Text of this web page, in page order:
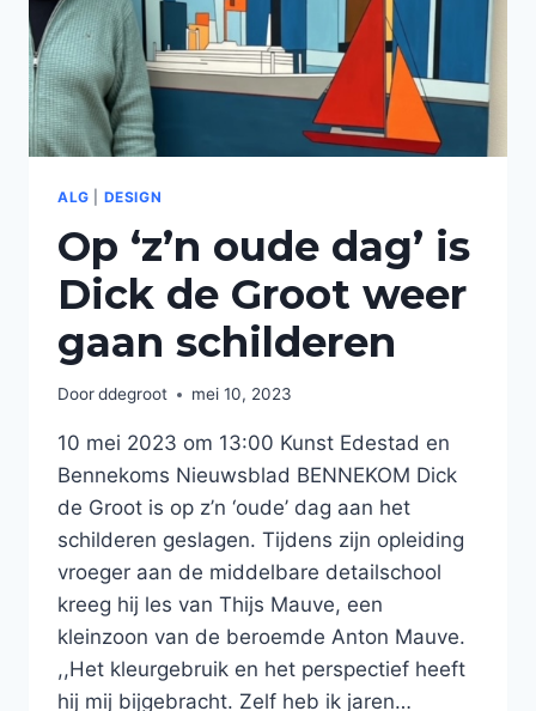
ALG DESIGN
Op ‘z’n oude dag’ is
Dick de Groot weer
gaan schilderen
Doorddegroot mei 10, 2023
10 mei 2023 om 13:00 Kunst Edestad en
Bennekoms Nieuwsblad BENNEKOM Dick
de Groot is op z’n ‘oude’ dag aan het
schilderen geslagen. Tijdens zijn opleiding
vroeger aan de middelbare detailschool
kreeg hij les van Thijs Mauve, een
kleinzoon van de beroemde Anton Mauve.
,,Het kleurgebruik en het perspectief heeft
hij mij bijgebracht. Zelf heb ik jaren…